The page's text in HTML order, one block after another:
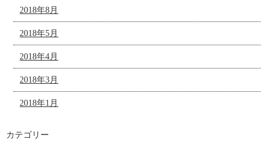
2018年8月
2018年5月
2018年4月
2018年3月
2018年1月
カテゴリー